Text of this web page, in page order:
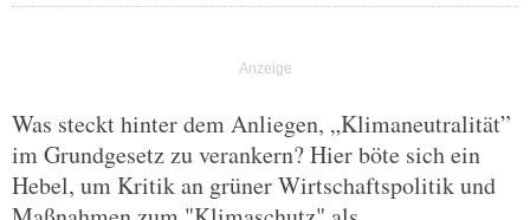
Was steckt hinter dem Anliegen, „Klimaneutralität”
im Grundgesetz zu verankern? Hier böte sich ein
Hebel, um Kritik an grüner Wirtschaftspolitik und